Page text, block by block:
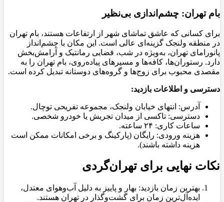
بام تهران: چشم‌اندازی بی‌نظیر
برای کسانی که عاشق تماشای شهر از ارتفاعات هستند، بام تهران
در منطقه ولنجک گزینه‌ای عالی است. این مکان با چشم‌انداز
پانورامای تهران، به‌ویژه در شب، فضایی رمانتیک و آرامش‌بخش
دارد. رستوران‌ها، کافه‌ها و مسیرهای پیاده‌روی، بام تهران را به
مقصدی محبوب برای زوج‌ها و گروه‌های دوستانه تبدیل کرده است.
دسترسی و اطلاعات بازدید:
آدرس: انتهای خیابان ولنجک، مجموعه تفریحی توچال.
دسترسی: تاکسی از میدان تجریش یا خودرو شخصی.
ساعات کاری: ۲۴ ساعته.
هزینه ورودی: رایگان (پارکینگ و برخی امکانات ممکن است
هزینه داشته باشند).
نکات نهایی برای تهران‌گردی
بهترین زمان بازدید: بهار و پاییز به دلیل آب‌وهوای معتدل،
ایده‌آل‌ترین زمان برای گشت‌وگذار در تهران هستند.